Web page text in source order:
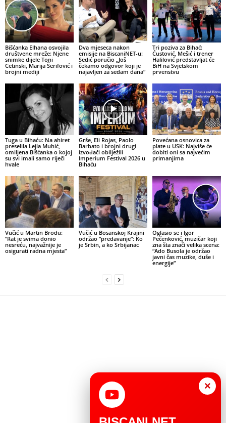
Bišćanka Elhana osvojila
društvene mreže: Njene
snimke dijele Toni
Cetinski, Marija Šerifović i
brojni mediji
Dva mjeseca nakon
emisije na BiscaniNET-u:
Sedić poručio „Još
čekamo odgovor koji je
najavljen za sedam dana“
Tri poziva za Bihać:
Ćustović, Mešić i trener
Halilović predstavljat će
BiH na Svjetskom
prvenstvu
Tuga u Bihaću: Na ahiret
preselila Lejla Muhić,
omiljena Bišćanka o kojoj
su svi imali samo riječi
hvale
Grše, Eli Rojas, Paolo
Barbato i brojni drugi
izvođači obilježili
Imperium Festival 2026 u
Bihaću
Povećana osnovica za
plate u USK: Najviše će
dobiti oni sa najvećim
primanjima
Vučić u Martin Brodu:
“Rat je svima donio
nesreću, najvažnije je
osigurati radna mjesta”
Vučić u Bosanskoj Krajini
održao “predavanje”: Ko
je Srbin, a ko Srbijanac
Oglasio se i Igor
Pečenković, muzičar koji
zna šta znači velika scena:
“Ado Busola je održao
javni čas muzike, duše i
energije”
×